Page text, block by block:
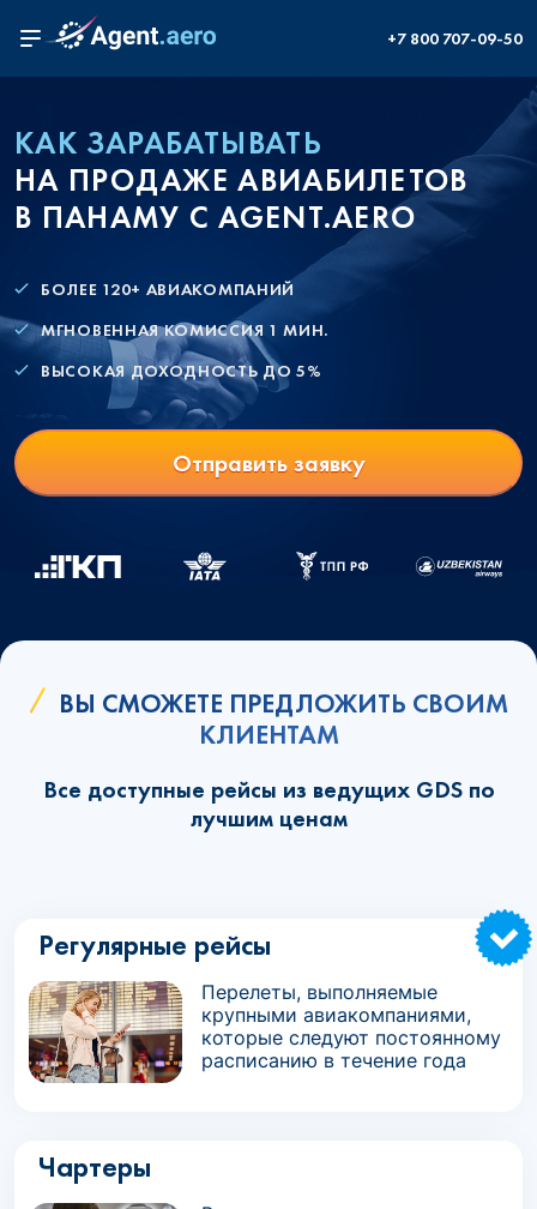
+7 800 707-09-50
КАК ЗАРАБАТЫВАТЬ
НА ПРОДАЖЕ АВИАБИЛЕТОВ
В ПАНАМУ С AGENT.AERO
БОЛЕЕ 120+ АВИАКОМПАНИЙ
МГНОВЕННАЯ КОМИССИЯ 1 МИН.
ВЫСОКАЯ ДОХОДНОСТЬ ДО 5%
Отправить заявку
ВЫ СМОЖЕТЕ ПРЕДЛОЖИТЬ СВОИМ
КЛИЕНТАМ
Все доступные рейсы из ведущих GDS по
лучшим ценам
Регулярные рейсы
Перелеты, выполняемые
крупными авиакомпаниями,
которые следуют постоянному
расписанию в течение года
Чартеры